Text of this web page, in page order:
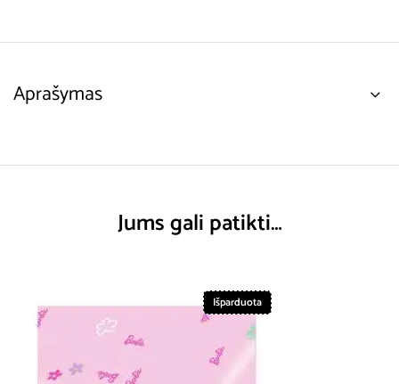
Aprašymas
Jums gali patikti…
Išparduota